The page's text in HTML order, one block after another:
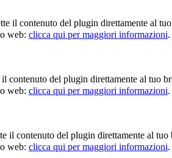
il contenuto del plugin direttamente al
web: clicca qui per maggiori informazioni.
del plugin direttamente al
web: clicca qui per maggiori informazioni.
il contenuto del plugin direttamente al
web: clicca qui per maggiori informazioni.